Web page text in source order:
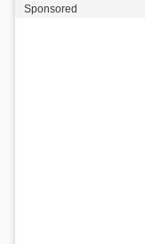
Sponsored